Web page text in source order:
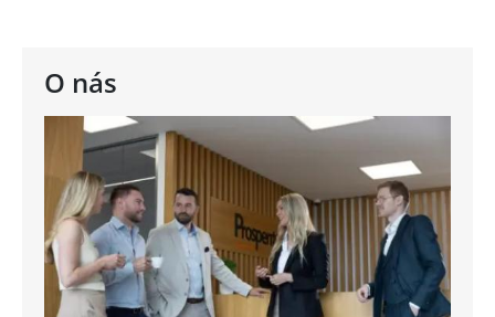
O nás